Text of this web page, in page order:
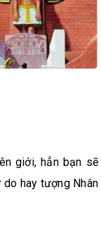
o
n
giới, hẳn bạn sẽ
hay tượng Nhân